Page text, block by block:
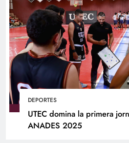
DEPORTES
UTEC domina la primera
ANADES 2025